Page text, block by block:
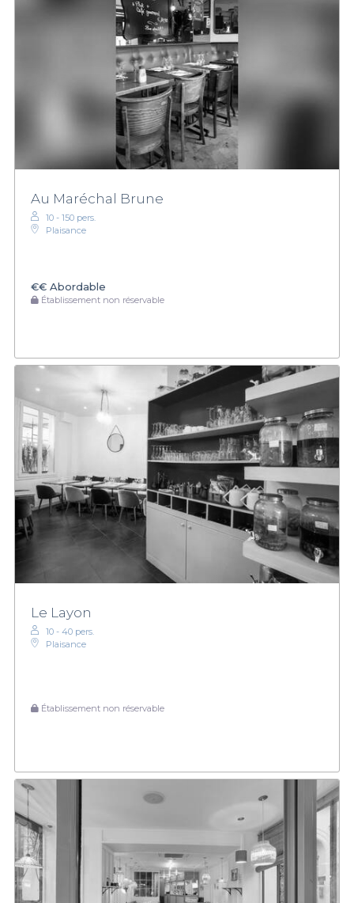
Au Maréchal Brune
10 - 150 pers.
Plaisance
€€ Abordable
Établissement non réservable
Le Layon
10 - 40 pers.
Plaisance
Établissement non réservable